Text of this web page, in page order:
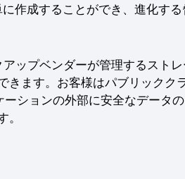
作成することができ、進化す
アップベンダーが管理するスト
きます。お客様はパブリックク
ションの外部に安全なデータ
。